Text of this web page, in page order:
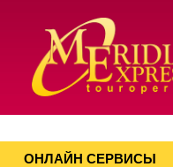
ОНЛАЙН СЕРВИСЫ